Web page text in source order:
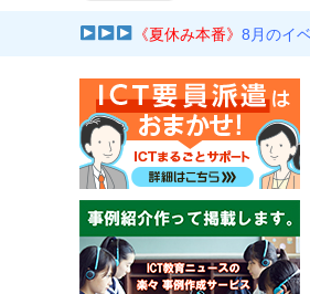
《夏休み本番》8月のイ